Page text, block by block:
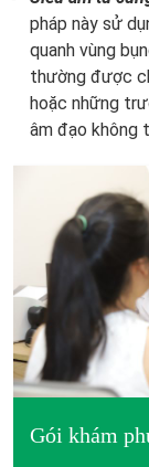
pháp này sử
quanh vùng
thường được
hoặc những
âm đạo không
Gói khám